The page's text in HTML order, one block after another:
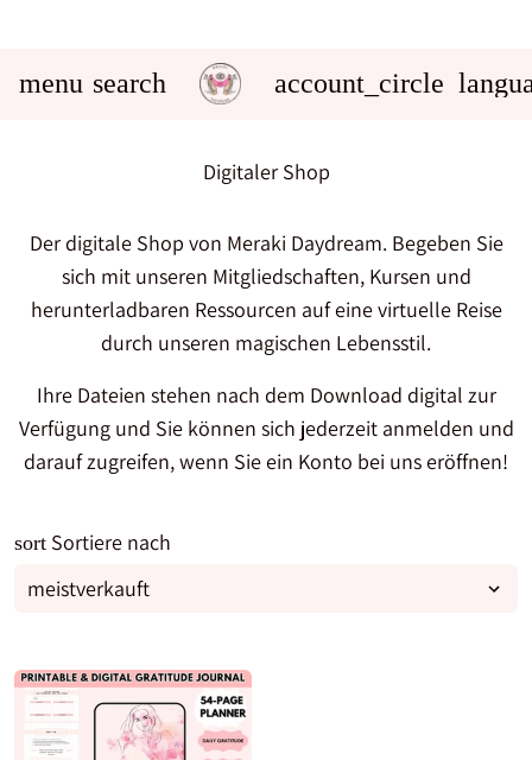
menu search account_circle
Digitaler Shop
Der digitale Shop von Meraki Daydream. Begeben Sie
sich mit unseren Mitgliedschaften, Kursen und
herunterladbaren Ressourcen auf eine virtuelle Reise
durch unseren magischen Lebensstil.
Ihre Dateien stehen nach dem Download digital zur
Verfügung und Sie können sich jederzeit anmelden und
darauf zugreifen, wenn Sie ein Konto bei uns eröffnen!
sort Sortiere nach